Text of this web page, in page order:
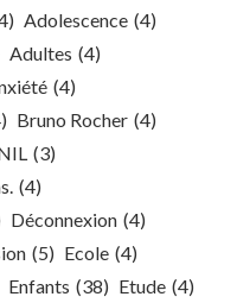
Adolescence (4)
Adultes (4)
(4)
Bruno Rocher (4)
(3)
(4)
Déconnexion (4)
(5) Ecole (4)
Enfants (38) Etude (4)